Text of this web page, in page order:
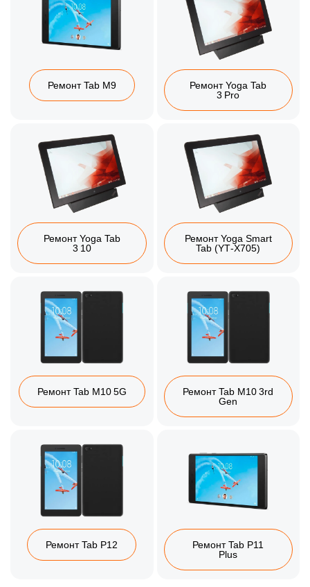
Ремонт Tab M9
Ремонт Yoga Tab
3 Pro
Ремонт Yoga Tab
3 10
Ремонт Yoga Smart
Tab (YT‑X705)
Ремонт Tab M10 5G
Ремонт Tab M10 3rd
Gen
Ремонт Tab P12
Ремонт Tab P11
Plus